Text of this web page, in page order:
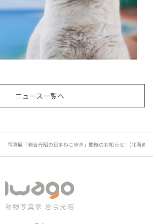
ニュース一覧へ
写真展「岩合光昭の日本ねこ歩き」開催のお知らせ！(北海道)